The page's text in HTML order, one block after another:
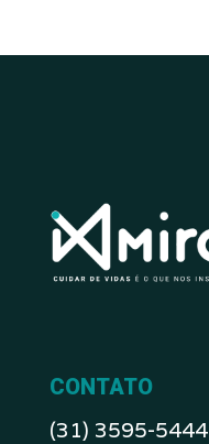
CONTATO
(31) 3595-5444